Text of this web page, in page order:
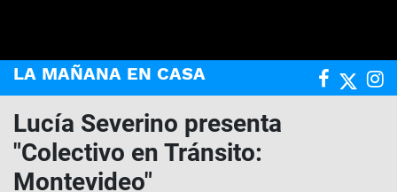
LA MAÑANA EN CASA
Lucía Severino presenta
"Colectivo en Tránsito:
Montevideo"